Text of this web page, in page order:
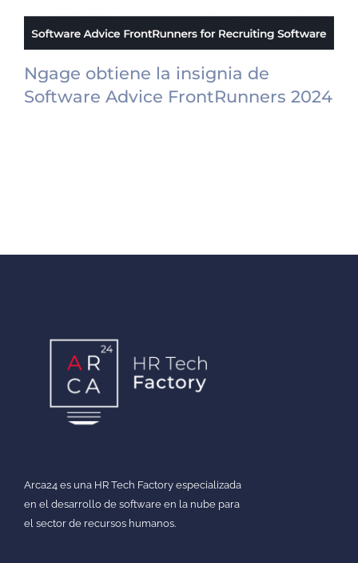
Ngage obtiene la insignia de
Software Advice FrontRunners 2024
Arca24 es una HR Tech Factory especializada
en el desarrollo de software en la nube para
el sector de recursos humanos.